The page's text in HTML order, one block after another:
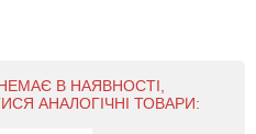
В НАЯВНОСТІ,
АНАЛОГІЧНІ ТОВАРИ: